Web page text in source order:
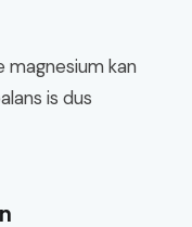
magnesium kan
is dus